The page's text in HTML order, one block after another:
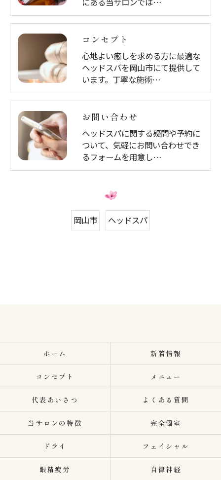
コンセプト
心地よい癒しを求める方に最適な
ヘッドスパを岡山市にて提供して
います。丁寧な施術…
お問い合わせ
ヘッドスパに関する疑問や予約に
ついて、気軽にお問い合わせでき
るフォームを用意し…
岡山市 ヘッドスパ
ホーム 新着情報
コンセプト メニュー
代表あいさつ よくある質問
当サロンの特徴 完全個室
ドライ フェイシャル
眼精疲労 自律神経